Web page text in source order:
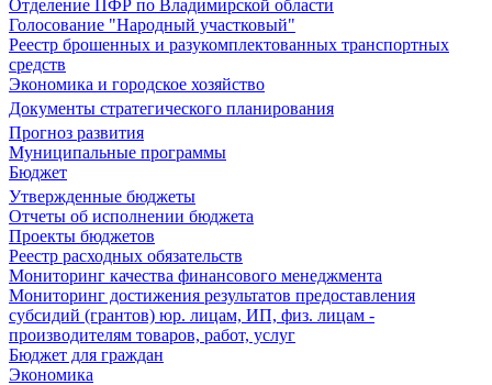
Отделение ПФР по Владимирской области
Голосование "Народный участковый"
Реестр брошенных и разукомплектованных транспортных
средств
Экономика и городское хозяйство
Документы стратегического планирования
Прогноз развития
Муниципальные программы
Бюджет
Утвержденные бюджеты
Отчеты об исполнении бюджета
Проекты бюджетов
Реестр расходных обязательств
Мониторинг качества финансового менеджмента
Мониторинг достижения результатов предоставления
субсидий (грантов) юр. лицам, ИП, физ. лицам -
производителям товаров, работ, услуг
Бюджет для граждан
Экономика